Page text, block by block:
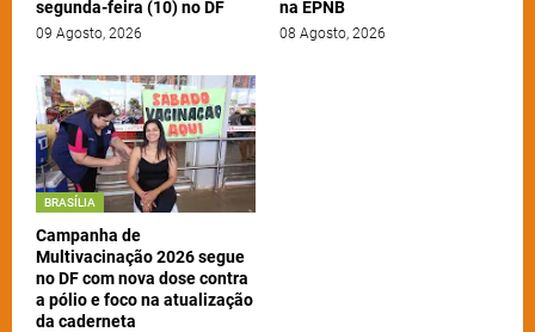
segunda-feira (10) no DF
09 Agosto, 2026
na EPNB
08 Agosto, 2026
BRASÍLIA
Campanha de
Multivacinação 2026 segue
no DF com nova dose contra
a pólio e foco na atualização
da caderneta